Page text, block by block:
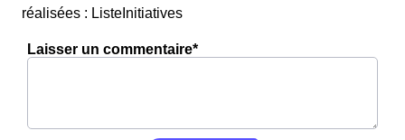
réalisées : ListeInitiatives
Laisser un commentaire*